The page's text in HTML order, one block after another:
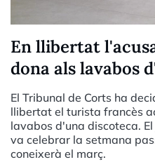
En llibertat
dona als lavabos
El Tribunal de Corts ha
llibertat el turista francès
lavabos d'una discoteca.
va celebrar la setmana
coneixerà el març.